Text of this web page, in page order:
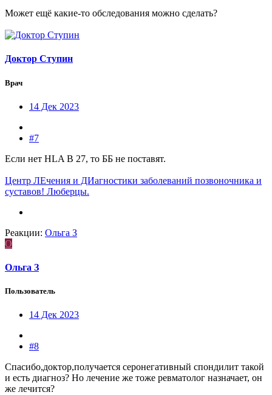
Может ещё какие-то обследования можно сделать?
Доктор Ступин
Врач
14 Дек 2023
#7
Если нет НLA В 27, то ББ не поставят.
Центр ЛЕчения и ДИагностики заболеваний позвоночника и
суставов! Люберцы.
Реакции: Ольга З
О
Ольга З
Пользователь
14 Дек 2023
#8
Спасибо,доктор,получается серонегативный спондилит такой
и есть диагноз? Но лечение же тоже ревматолог назначает, он
же лечится?